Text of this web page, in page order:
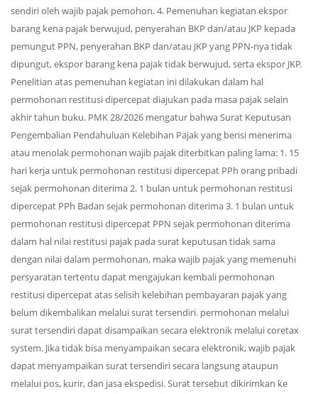
sendiri oleh wajib pajak pemohon. 4. Pemenuhan kegiatan ekspor
barang kena pajak berwujud, penyerahan BKP dan/atau JKP kepada
pemungut PPN, penyerahan BKP dan/atau JKP yang PPN-nya tidak
dipungut, ekspor barang kena pajak tidak berwujud, serta ekspor JKP.
Penelitian atas pemenuhan kegiatan ini dilakukan dalam hal
permohonan restitusi dipercepat diajukan pada masa pajak selain
akhir tahun buku. PMK 28/2026 mengatur bahwa Surat Keputusan
Pengembalian Pendahuluan Kelebihan Pajak yang berisi menerima
atau menolak permohonan wajib pajak diterbitkan paling lama: 1. 15
hari kerja untuk permohonan restitusi dipercepat PPh orang pribadi
sejak permohonan diterima 2. 1 bulan untuk permohonan restitusi
dipercepat PPh Badan sejak permohonan diterima 3. 1 bulan untuk
permohonan restitusi dipercepat PPN sejak permohonan diterima
dalam hal nilai restitusi pajak pada surat keputusan tidak sama
dengan nilai dalam permohonan, maka wajib pajak yang memenuhi
persyaratan tertentu dapat mengajukan kembali permohonan
restitusi dipercepat atas selisih kelebihan pembayaran pajak yang
belum dikembalikan melalui surat tersendiri. permohonan melalui
surat tersendiri dapat disampaikan secara elektronik melalui coretax
system. Jika tidak bisa menyampaikan secara elektronik, wajib pajak
dapat menyampaikan surat tersendiri secara langsung ataupun
melalui pos, kurir, dan jasa ekspedisi. Surat tersebut dikirimkan ke